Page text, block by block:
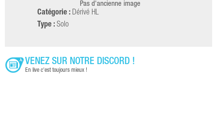
Pas d'ancienne image
Catégorie : Dérivé HL
Type : Solo
VENEZ SUR NOTRE DISCORD !
En live c'est toujours mieux !